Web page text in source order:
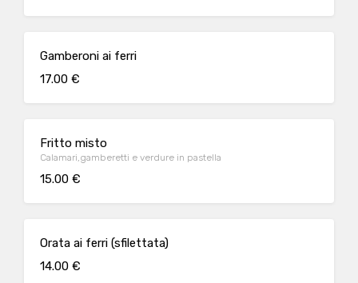
Gamberoni ai ferri
17.00 €
Fritto misto
Calamari,gamberetti e verdure in pastella
15.00 €
Orata ai ferri (sfilettata)
14.00 €